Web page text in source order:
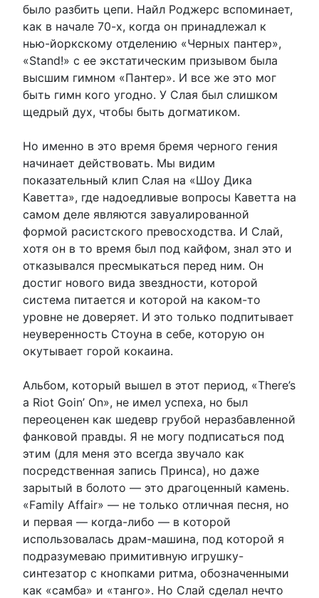
было разбить цепи. Найл Роджерс вспоминает,
как в начале 70-х, когда он принадлежал к
нью-йоркскому отделению «Черных пантер»,
«Stand!» с ее экстатическим призывом была
высшим гимном «Пантер». И все же это мог
быть гимн кого угодно. У Слая был слишком
щедрый дух, чтобы быть догматиком.
Но именно в это время бремя черного гения
начинает действовать. Мы видим
показательный клип Слая на «Шоу Дика
Каветта», где надоедливые вопросы Каветта на
самом деле являются завуалированной
формой расистского превосходства. И Слай,
хотя он в то время был под кайфом, знал это и
отказывался пресмыкаться перед ним. Он
достиг нового вида звездности, которой
система питается и которой на каком-то
уровне не доверяет. И это только подпитывает
неуверенность Стоуна в себе, которую он
окутывает горой кокаина.
Альбом, который вышел в этот период, «There’s
a Riot Goin’ On», не имел успеха, но был
переоценен как шедевр грубой неразбавленной
фанковой правды. Я не могу подписаться под
этим (для меня это всегда звучало как
посредственная запись Принса), но даже
зарытый в болото — это драгоценный камень.
«Family Affair» — не только отличная песня, но
и первая — когда-либо — в которой
использовалась драм-машина, под которой я
подразумеваю примитивную игрушку-
синтезатор с кнопками ритма, обозначенными
как «самба» и «танго». Но Слай сделал нечто